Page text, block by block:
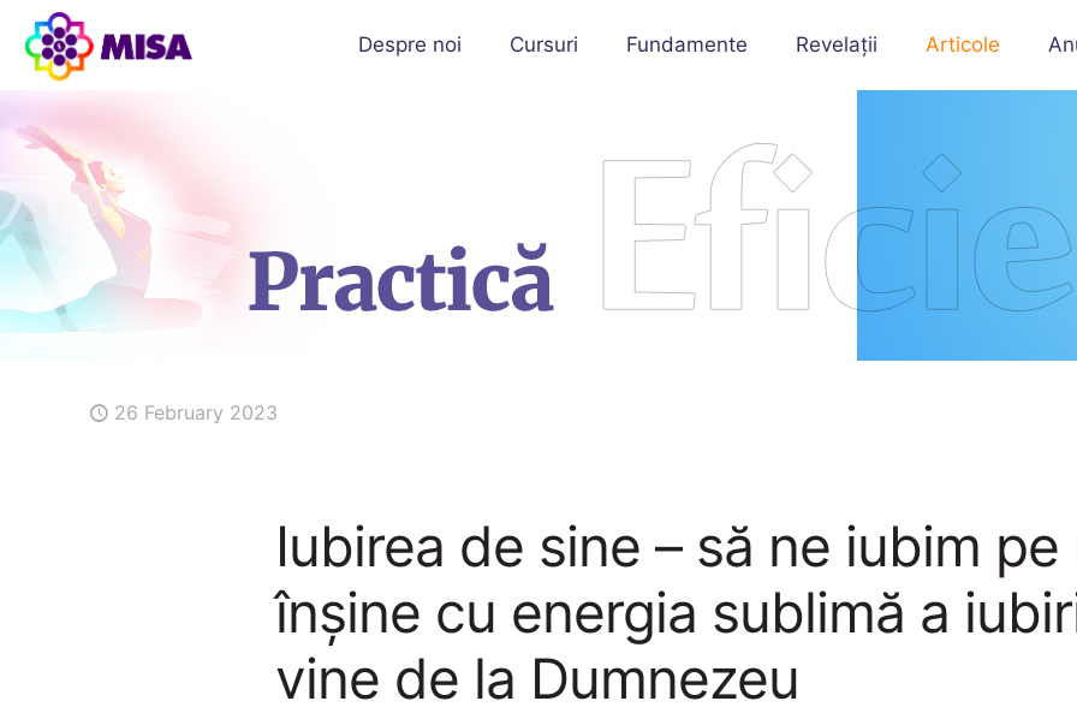
Despre noi Cursuri Fundamente Revelații Articole
26 February 2023
Iubirea de sine – să ne iubim pe
înşine cu energia sublimă a
vine de la Dumnezeu